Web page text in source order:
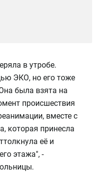
в утробе.
ЭКО, но его тоже
была взята на
происшествия
вместе с
которая принесла
её и
этажа", -